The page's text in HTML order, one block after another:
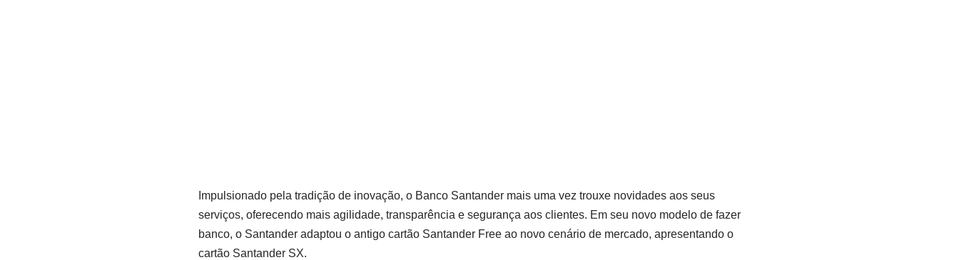
Impulsionado pela tradição de inovação, o Banco Santander mais uma vez trouxe novidades aos seus
serviços, oferecendo mais agilidade, transparência e segurança aos clientes. Em seu novo modelo de fazer
banco, o Santander adaptou o antigo cartão Santander Free ao novo cenário de mercado, apresentando o
cartão Santander SX.